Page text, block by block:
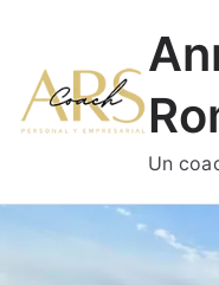
Un